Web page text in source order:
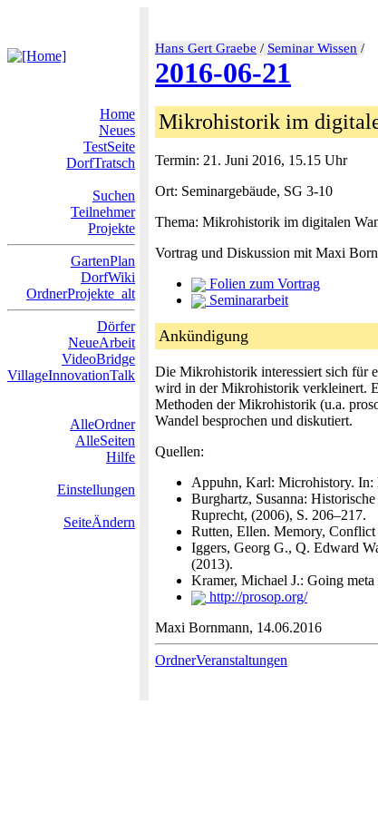
Hans Gert Graebe / Seminar Wissen /
2016-06-21
Home
Neues
TestSeite
DorfTratsch
Suchen
Teilnehmer
Projekte
GartenPlan
DorfWiki
OrdnerProjekte_alt
Dörfer
NeueArbeit
VideoBridge
VillageInnovationTalk
AlleOrdner
AlleSeiten
Hilfe
Einstellungen
SeiteÄndern
Mikrohistorik im
Termin: 21. Juni 2016, 15.15 Uhr
Ort: Seminargebäude, SG 3-10
Thema: Mikrohistorik im digitalen
Vortrag und Diskussion mit Maxi
Folien zum Vortrag
Seminararbeit
Ankündigung
Die Mikrohistorik interessiert sich für
wird in der Mikrohistorik verkleinert.
Methoden der Mikrohistorik (u.a.
Wandel besprochen und diskutiert.
Quellen:
Appuhn, Karl: Microhistory. In:
Burghartz, Susanna:
Ruprecht, (2006), S. 206–217.
Rutten, Ellen. Memory,
Iggers, Georg G., Q. Edward
(2013).
Kramer, Michael J.: Going
http://prosop.org/
Maxi Bornmann, 14.06.2016
OrdnerVeranstaltungen